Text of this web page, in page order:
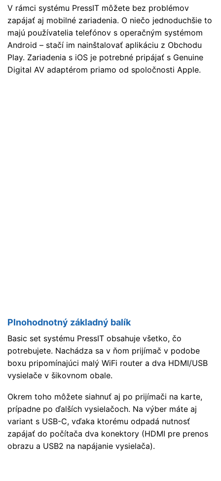
V rámci systému PressIT môžete bez problémov
zapájať aj mobilné zariadenia. O niečo jednoduchšie to
majú používatelia telefónov s operačným systémom
Android – stačí im nainštalovať aplikáciu z Obchodu
Play. Zariadenia s iOS je potrebné pripájať s Genuine
Digital AV adaptérom priamo od spoločnosti Apple.
Plnohodnotný základný balík
Basic set systému PressIT obsahuje všetko, čo
potrebujete. Nachádza sa v ňom prijímač v podobe
boxu pripomínajúci malý WiFi router a dva HDMI/USB
vysielače v šikovnom obale.
Okrem toho môžete siahnuť aj po prijímači na karte,
prípadne po ďalších vysielačoch. Na výber máte aj
variant s USB-C, vďaka ktorému odpadá nutnosť
zapájať do počítača dva konektory (HDMI pre prenos
obrazu a USB2 na napájanie vysielača).